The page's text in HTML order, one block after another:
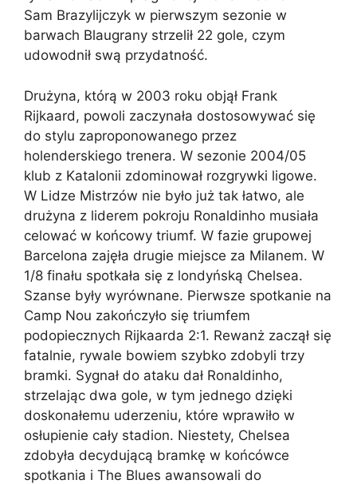
Sam Brazylijczyk w pierwszym sezonie w
barwach Blaugrany strzelił 22 gole, czym
udowodnił swą przydatność.
Drużyna, którą w 2003 roku objął Frank
Rijkaard, powoli zaczynała dostosowywać się
do stylu zaproponowanego przez
holenderskiego trenera. W sezonie 2004/05
klub z Katalonii zdominował rozgrywki ligowe.
W Lidze Mistrzów nie było już tak łatwo, ale
drużyna z liderem pokroju Ronaldinho musiała
celować w końcowy triumf. W fazie grupowej
Barcelona zajęła drugie miejsce za Milanem. W
1/8 finału spotkała się z londyńską Chelsea.
Szanse były wyrównane. Pierwsze spotkanie na
Camp Nou zakończyło się triumfem
podopiecznych Rijkaarda 2:1. Rewanż zaczął się
fatalnie, rywale bowiem szybko zdobyli trzy
bramki. Sygnał do ataku dał Ronaldinho,
strzelając dwa gole, w tym jednego dzięki
doskonałemu uderzeniu, które wprawiło w
osłupienie cały stadion. Niestety, Chelsea
zdobyła decydującą bramkę w końcówce
spotkania i The Blues awansowali do